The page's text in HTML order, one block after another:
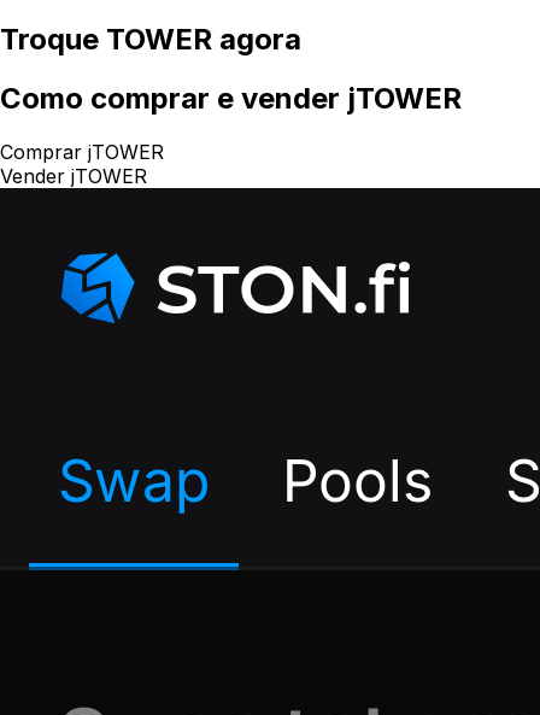
Troque TOWER agora
Como comprar e vender jTOWER
Comprar jTOWER
Vender jTOWER